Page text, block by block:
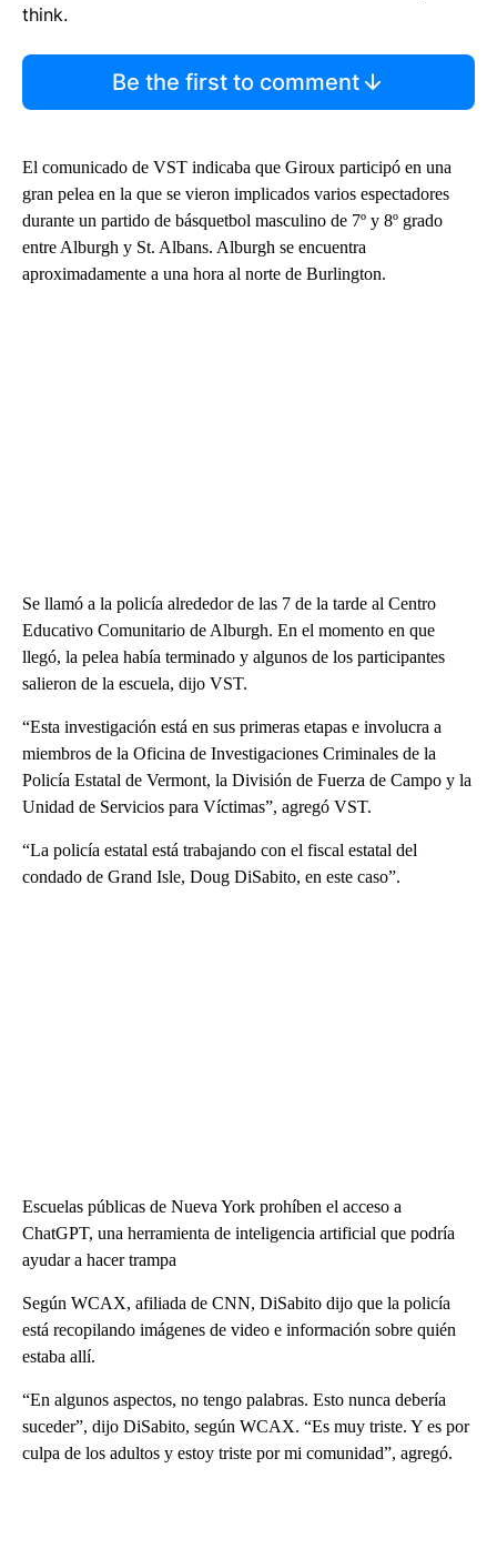
think.
Be the first to comment
El comunicado de VST indicaba que Giroux participó en una
gran pelea en la que se vieron implicados varios espectadores
durante un partido de básquetbol masculino de 7º y 8º grado
entre Alburgh y St. Albans. Alburgh se encuentra
aproximadamente a una hora al norte de Burlington.
Se llamó a la policía alrededor de las 7 de la tarde al Centro
Educativo Comunitario de Alburgh. En el momento en que
llegó, la pelea había terminado y algunos de los participantes
salieron de la escuela, dijo VST.
“Esta investigación está en sus primeras etapas e involucra a
miembros de la Oficina de Investigaciones Criminales de la
Policía Estatal de Vermont, la División de Fuerza de Campo y la
Unidad de Servicios para Víctimas”, agregó VST.
“La policía estatal está trabajando con el fiscal estatal del
condado de Grand Isle, Doug DiSabito, en este caso”.
Escuelas públicas de Nueva York prohíben el acceso a
ChatGPT, una herramienta de inteligencia artificial que podría
ayudar a hacer trampa
Según WCAX, afiliada de CNN, DiSabito dijo que la policía
está recopilando imágenes de video e información sobre quién
estaba allí.
“En algunos aspectos, no tengo palabras. Esto nunca debería
suceder”, dijo DiSabito, según WCAX. “Es muy triste. Y es por
culpa de los adultos y estoy triste por mi comunidad”, agregó.